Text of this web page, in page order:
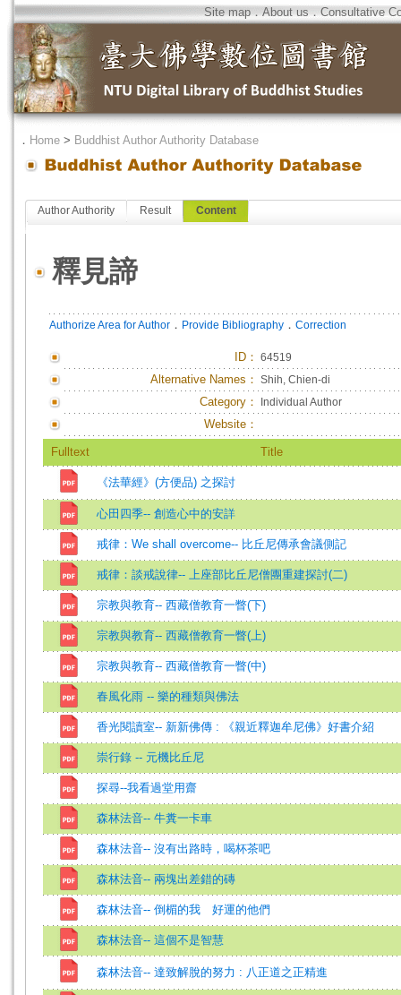
Site map．About us．Consultative
． Home > Buddhist Author Authority Database
Author Authority Result Content
釋見諦
Authorize Area for Author ． Provide Bibliography ． Correction
ID ： 64519
Alternative Names： Shih, Chien-di
Category： Individual Author
Website：
Fulltext Title
《法華經》(方便品) 之探討
心田四季-- 創造心中的安詳
戒律：We shall overcome-- 比丘尼傳承會議側記
戒律：談戒說律-- 上座部比丘尼僧團重建探討(二)
宗教與教育-- 西藏僧教育一瞥(下)
宗教與教育-- 西藏僧教育一瞥(上)
宗教與教育-- 西藏僧教育一瞥(中)
春風化雨 -- 樂的種類與佛法
香光閱讀室-- 新新佛傳 : 《親近釋迦牟尼佛》好書介紹
崇行錄 -- 元機比丘尼
探尋--我看過堂用齋
森林法音-- 牛糞一卡車
森林法音-- 沒有出路時，喝杯茶吧
森林法音-- 兩塊出差錯的磚
森林法音-- 倒楣的我 好運的他們
森林法音-- 這個不是智慧
森林法音-- 達致解脫的努力 : 八正道之正精進